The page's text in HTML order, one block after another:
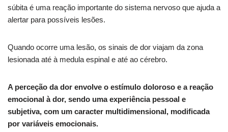
súbita é uma reação importante do sistema nervoso que ajuda a
alertar para possíveis lesões.
Quando ocorre uma lesão, os sinais de dor viajam da zona
lesionada até à medula espinal e até ao cérebro.
A perceção da dor envolve o estímulo doloroso e a reação
emocional à dor, sendo uma experiência pessoal e
subjetiva, com um caracter multidimensional, modificada
por variáveis emocionais.